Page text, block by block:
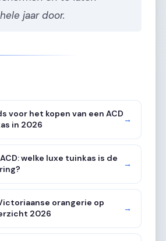
jaar door.
voor het kopen van een ACD
in 2026
→
welke luxe tuinkas is de
→
orangerie op
2026
→